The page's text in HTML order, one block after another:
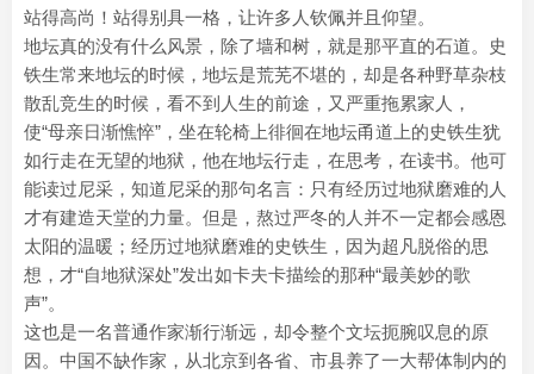
站得高尚！站得别具一格，让许多人钦佩并且仰望。
地坛真的没有什么风景，除了墙和树，就是那平直的石道。史
铁生常来地坛的时候，地坛是荒芜不堪的，却是各种野草杂枝
散乱竞生的时候，看不到人生的前途，又严重拖累家人，
使“母亲日渐憔悴”，坐在轮椅上徘徊在地坛甬道上的史铁生犹
如行走在无望的地狱，他在地坛行走，在思考，在读书。他可
能读过尼采，知道尼采的那句名言：只有经历过地狱磨难的人
才有建造天堂的力量。但是，熬过严冬的人并不一定都会感恩
太阳的温暖；经历过地狱磨难的史铁生，因为超凡脱俗的思
想，才“自地狱深处”发出如卡夫卡描绘的那种“最美妙的歌
声”。
这也是一名普通作家渐行渐远，却令整个文坛扼腕叹息的原
因。中国不缺作家，从北京到各省、市县养了一大帮体制内的